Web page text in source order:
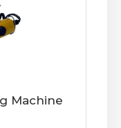
Machine